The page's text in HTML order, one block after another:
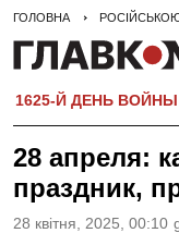
ГОЛОВНА
1625-Й ДЕНЬ ВОЙНЫ
28 апреля:
праздник,
28 квiтня, 2025, 00:10